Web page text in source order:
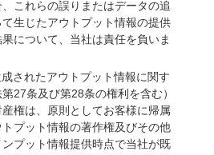
これらの誤りまたはデータの追
生じたアウトプット情報の提供
について、当社は責任を負いま
されたアウトプット情報に関す
27条及び第28条の権利を含む）
権は、原則としてお客様に帰属
プット情報の著作権及びその他
プット情報提供時点で当社が既